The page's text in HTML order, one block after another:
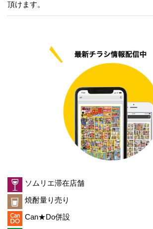
頂けます。
ソムリエ滞在店舗
焼酎量り売り
Can★Do併設